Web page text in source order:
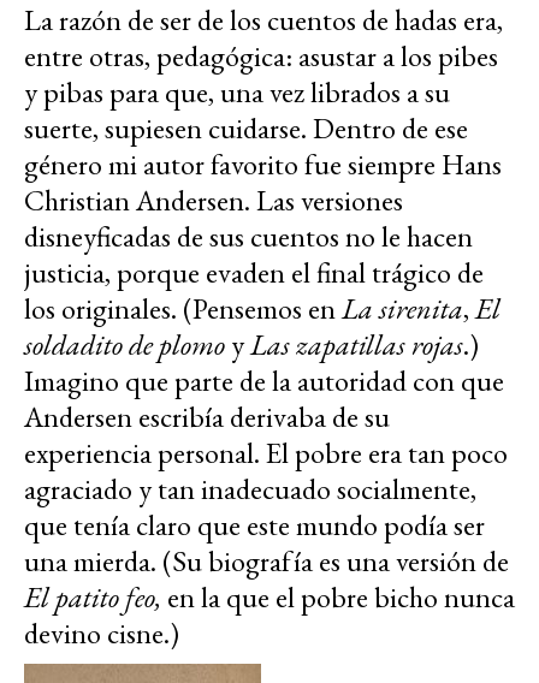
La razón de ser de los cuentos de hadas era,
entre otras, pedagógica: asustar a los pibes
y pibas para que, una vez librados a su
suerte, supiesen cuidarse. Dentro de ese
género mi autor favorito fue siempre Hans
Christian Andersen. Las versiones
disneyficadas de sus cuentos no le hacen
justicia, porque evaden el final trágico de
los originales. (Pensemos enLa sirenita,El
soldadito de plomoyLas zapatillas rojas.)
Imagino que parte de la autoridad con que
Andersen escribía derivaba de su
experiencia personal. El pobre era tan poco
agraciado y tan inadecuado socialmente,
que tenía claro que este mundo podía ser
una mierda. (Su biografía es una versión de
El patito feo, en la que el pobre bicho nunca
devino cisne.)